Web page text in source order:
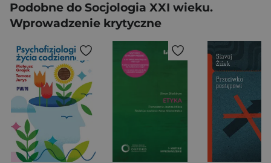
Podobne do Socjologia XXI wieku.
Wprowadzenie krytyczne